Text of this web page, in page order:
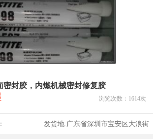
封胶，内燃机械密封修复胶
浏览次数： 1614次
发货地:广东省深圳市宝安区大浪街